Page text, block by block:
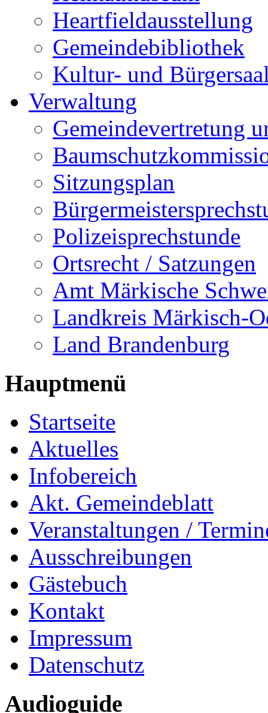
Heartfieldausstellung
Gemeindebibliothek
Kultur- und
Verwaltung
Gemeindevertretung
Sitzungsplan
Polizeisprechstunde
Ortsrecht / Satzungen
Amt Märkische
Landkreis Märkisch-
Land Brandenburg
Hauptmenü
Startseite
Aktuelles
Infobereich
Akt. Gemeindeblatt
Veranstaltungen /
Ausschreibungen
Gästebuch
Kontakt
Impressum
Datenschutz
Audioguide